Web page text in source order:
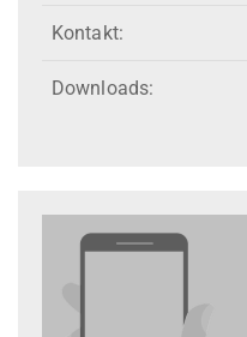
Kontakt:
Downloads: